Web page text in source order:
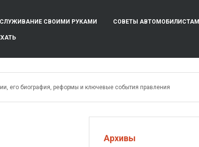
СВОИМИ РУКАМИ СОВЕТЫ АВТОМОБИЛИСТАМ
его биография, реформы и ключевые события правления
Архивы